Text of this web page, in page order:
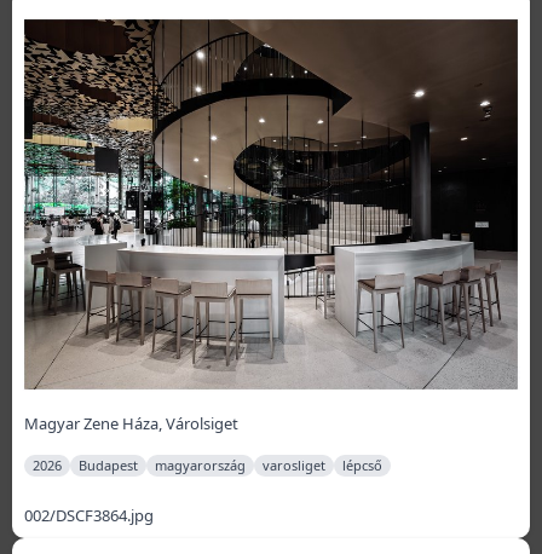
Magyar Zene Háza, Várolsiget
2026 Budapest magyarország varosliget lépcső
002/DSCF3864.jpg